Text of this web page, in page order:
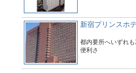
新宿プリンスホ
都内要所へいずれも
便利さ